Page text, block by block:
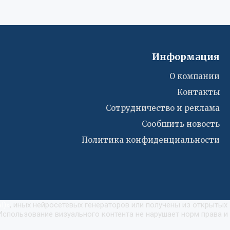
Информация
О компании
Контакты
Сотрудничество и реклама
Сообшить новость
Политика конфиденциальности
, иных нейросетевых генераторов или получены из открытых
визуального контента не нарушает норм права и